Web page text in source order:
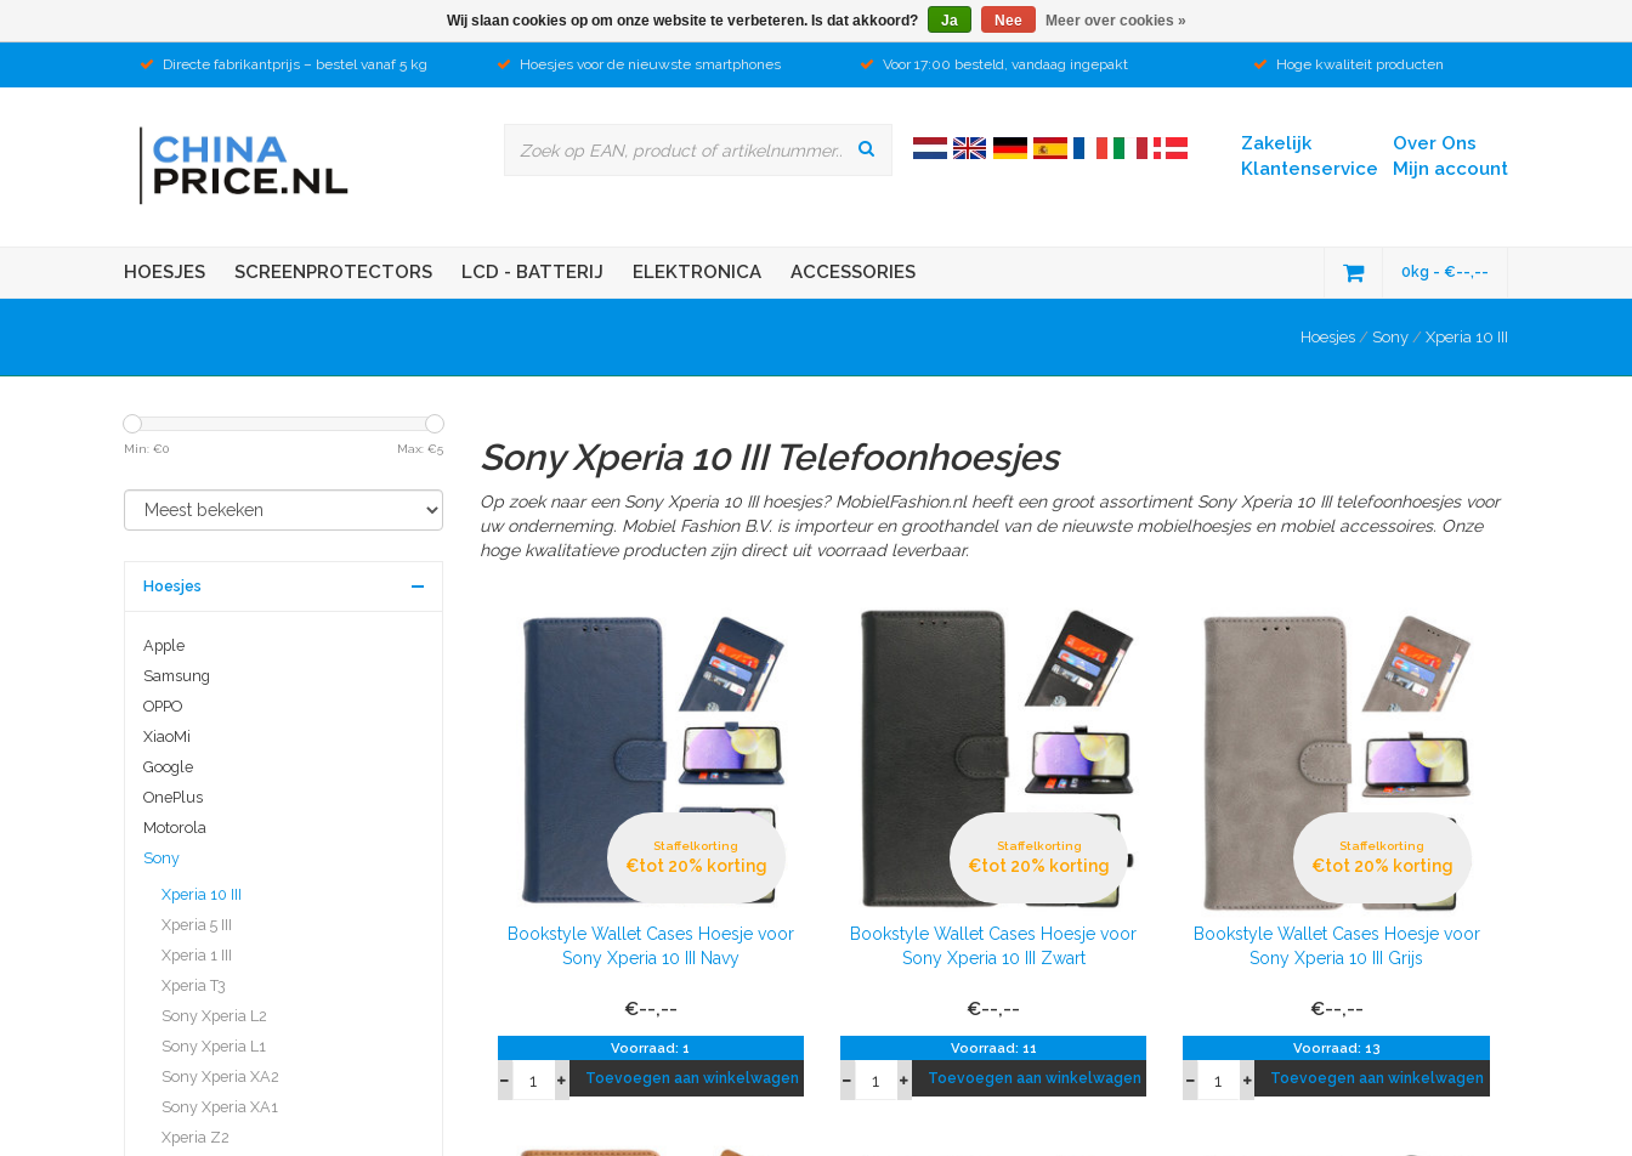
Directe fabrikantprijs – bestel vanaf 5 kg Hoesjes voor de nieuwste smartphones Voor 17:00 besteld, vandaag ingepakt Hoge kwaliteit producten
Over Ons
Mijn account
Zakelijk
Klantenservice
HOESJES SCREENPROTECTORS LCD - BATTERIJ ELEKTRONICA ACCESSORIES 0kg - €--,--
Hoesjes / Sony / Xperia 10 III
Min: €0 Max: €5
Hoesjes
Apple
Samsung
OPPO
XiaoMi
Google
OnePlus
Motorola
Sony
Xperia 10 III
Xperia 5 III
Xperia 1 III
Xperia T3
Sony Xperia L2
Sony Xperia L1
Sony Xperia XA2
Sony Xperia XA1
Xperia Z2
Sony Xperia 10 III Telefoonhoesjes
Op zoek naar een Sony Xperia 10 III hoesjes? MobielFashion.nl heeft een groot assortiment Sony Xperia 10 III telefoonhoesjes voor
uw onderneming. Mobiel Fashion B.V. is importeur en groothandel van de nieuwste mobielhoesjes en mobiel accessoires. Onze
hoge kwalitatieve producten zijn direct uit voorraad leverbaar.
Staffelkorting
€tot 20% korting
Bookstyle Wallet Cases Hoesje voor
Sony Xperia 10 III Navy
€--,--
Voorraad: 1
Toevoegen aan winkelwagen
Staffelkorting
€tot 20% korting
Bookstyle Wallet Cases Hoesje voor
Sony Xperia 10 III Zwart
€--,--
Voorraad: 11
Toevoegen aan winkelwagen
Staffelkorting
€tot 20% korting
Bookstyle Wallet Cases Hoesje voor
Sony Xperia 10 III Grijs
€--,--
Voorraad: 13
Toevoegen aan winkelwagen
Wij slaan cookies op om onze website te verbeteren. Is dat akkoord? Ja Nee Meer over cookies »